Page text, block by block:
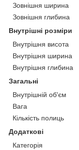
Зовнішня ширина
Зовнішня глибина
Внутрішні розміри
Внутрішня висота
Внутрішня ширина
Внутрішня глибина
Загальні
Внутрішній об'єм
Вага
Кількість полиць
Додаткові
Категорія